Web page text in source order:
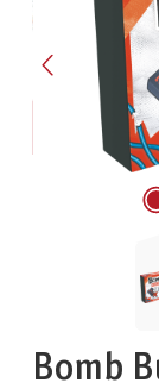
Bomb